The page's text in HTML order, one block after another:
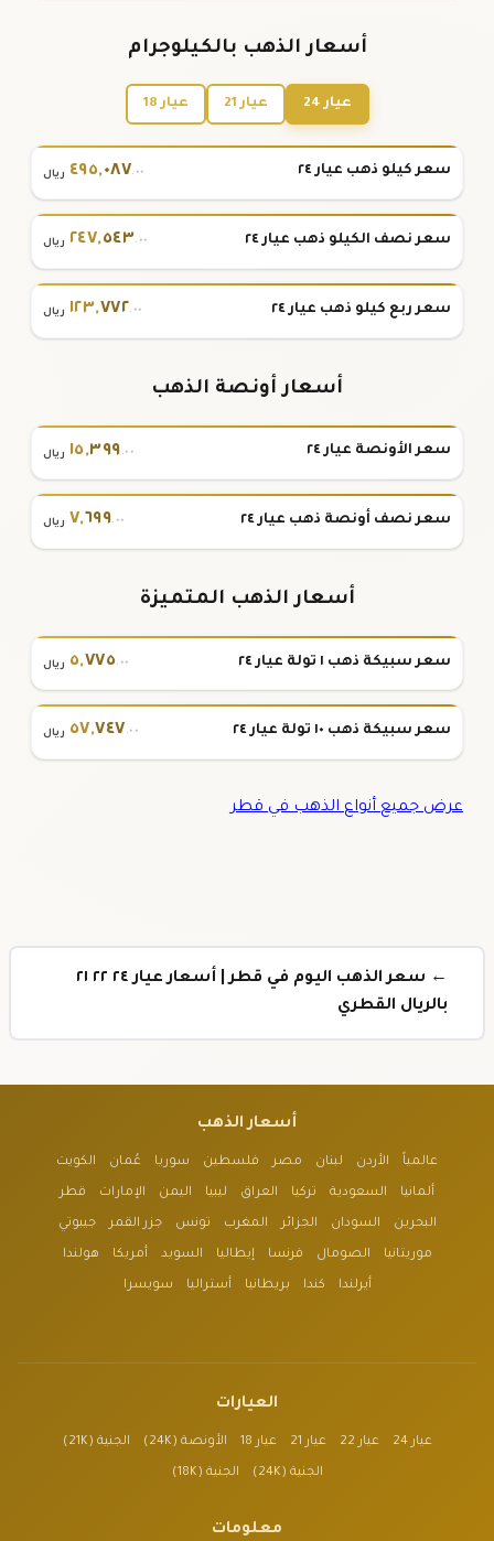
أسعار الذهب بالكيلوجرام
عيار 24 عيار 21 عيار 18
سعر كيلو ذهب عيار ٢٤ ٤٩٥,٠٨٧.٠٠ ريال
سعر نصف الكيلو ذهب عيار ٢٤ ٢٤٧,٥٤٣.٠٠ ريال
سعر ربع كيلو ذهب عيار ٢٤ ١٢٣,٧٧٢.٠٠ ريال
أسعار أونصة الذهب
سعر الأونصة عيار ٢٤ ١٥,٣٩٩.٠٠ ريال
سعر نصف أونصة ذهب عيار ٢٤ ٧,٦٩٩.٠٠ ريال
أسعار الذهب المتميزة
سعر سبيكة ذهب ١ تولة عيار ٢٤ ٥,٧٧٥.٠٠ ريال
سعر سبيكة ذهب ١٠ تولة عيار ٢٤ ٥٧,٧٤٧.٠٠ ريال
عرض جميع أنواع الذهب في قطر
← سعر الذهب اليوم في قطر | أسعار عيار ٢٤ ٢٢ ٢١
بالريال القطري
أسعار الذهب
عالمياً الأردن لبنان مصر فلسطين سوريا عُمان الكويت
ألمانيا السعودية تركيا العراق ليبيا اليمن الإمارات قطر
البحرين السودان الجزائر المغرب تونس جزر القمر جيبوتي
موريتانيا الصومال فرنسا إيطاليا السويد أمريكا هولندا
أيرلندا كندا بريطانيا أستراليا سويسرا
العيارات
عيار 24 عيار 22 عيار 21 عيار 18 الأونصة (24K) الجنية (21K)
الجنية (24K) الجنية (18K)
معلومات